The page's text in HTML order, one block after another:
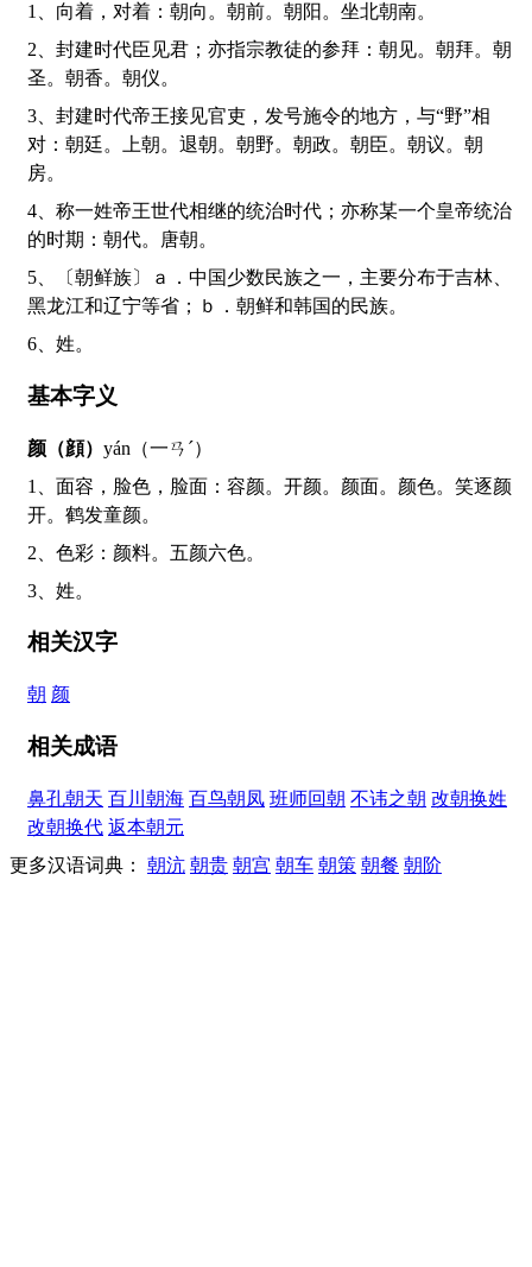
1、向着，对着：朝向。朝前。朝阳。坐北朝南。
2、封建时代臣见君；亦指宗教徒的参拜：朝见。朝拜。朝
圣。朝香。朝仪。
3、封建时代帝王接见官吏，发号施令的地方，与“野”相
对：朝廷。上朝。退朝。朝野。朝政。朝臣。朝议。朝
房。
4、称一姓帝王世代相继的统治时代；亦称某一个皇帝统治
的时期：朝代。唐朝。
5、〔朝鲜族〕ａ．中国少数民族之一，主要分布于吉林、
黑龙江和辽宁等省；ｂ．朝鲜和韩国的民族。
6、姓。
基本字义
颜（顔） yán（一ㄢˊ）
1、面容，脸色，脸面：容颜。开颜。颜面。颜色。笑逐颜
开。鹤发童颜。
2、色彩：颜料。五颜六色。
3、姓。
相关汉字
朝 颜
相关成语
鼻孔朝天 百川朝海 百鸟朝凤 班师回朝 不讳之朝 改朝换姓
改朝换代 返本朝元
更多汉语词典： 朝沆 朝贵 朝宫 朝车 朝策 朝餐 朝阶